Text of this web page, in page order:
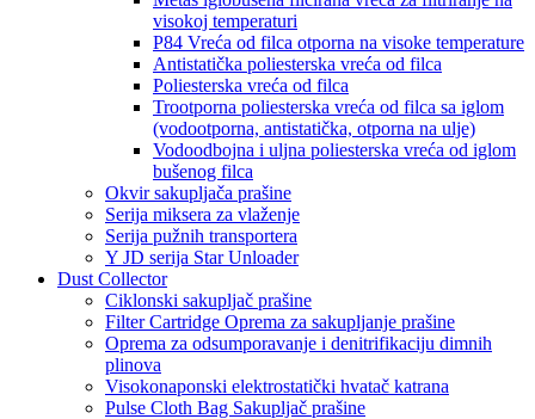
visokoj temperaturi
P84 Vreća od filca otporna na visoke temperature
Antistatička poliesterska vreća od filca
Poliesterska vreća od filca
Trootporna poliesterska vreća od filca sa iglom
(vodootporna, antistatička, otporna na ulje)
Vodoodbojna i uljna poliesterska vreća od iglom
bušenog filca
Okvir sakupljača prašine
Serija miksera za vlaženje
Serija pužnih transportera
Y JD serija Star Unloader
Dust Collector
Ciklonski sakupljač prašine
Filter Cartridge Oprema za sakupljanje prašine
Oprema za odsumporavanje i denitrifikaciju dimnih
plinova
Visokonaponski elektrostatički hvatač katrana
Pulse Cloth Bag Sakupljač prašine